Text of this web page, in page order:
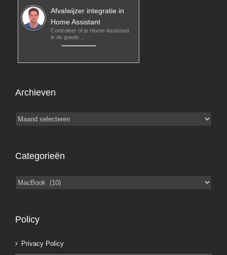
Afvalwijzer integratie in
Home Assistant
Controleer of je Home-Assistant
in de goede…
Archieven
Archieven
Categorieën
Categorieën
Policy
Privacy Policy